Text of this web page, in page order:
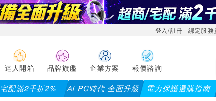
登入/註冊 綁定服務
達人開箱 品牌旗艦 企業方案 報價諮詢
宅配滿2千折2% AI PC時代 全面升級 電力保護選購指南